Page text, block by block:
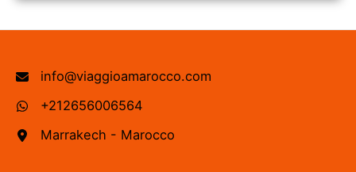
info@viaggioamarocco.com
+212656006564
Marrakech - Marocco